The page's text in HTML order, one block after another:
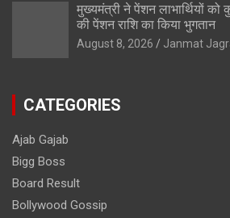
मुख्यमंत्री ने पेंशन लाभार्थियों
की पेंशन राशि का किया भुगतान
August 8, 2026 Janmat
CATEGORIES
Ajab Gajab
Bigg Boss
Board Result
Bollywood Gossip